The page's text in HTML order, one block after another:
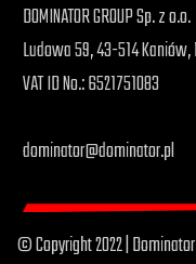
DOMINATOR GROUP Sp. z o.o.
Ludowa 59, 43-514 Kaniów,
VAT ID No.: 6521751083
dominator@dominator.pl
© Copyright 2022 |